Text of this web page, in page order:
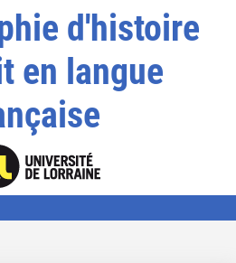
d'histoire
en langue